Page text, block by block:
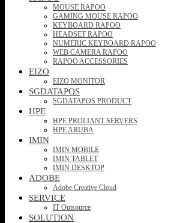
MOUSE RAPOO
GAMING MOUSE RAPOO
KEYBOARD RAPOO
HEADSET RAPOO
NUMERIC KEYBOARD RAPOO
WEB CAMERA RAPOO
RAPOO ACCESSORIES
EIZO
EIZO MONITOR
SGDATAPOS
SGDATAPOS PRODUCT
HPE
HPE PROLIANT SERVERS
HPE ARUBA
IMIN
IMIN MOBILE
IMIN TABLET
IMIN DESKTOP
ADOBE
Adobe Creative Cloud
SERVICE
IT Outsource
SOLUTION